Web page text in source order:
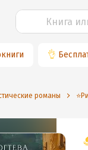
👌
романы